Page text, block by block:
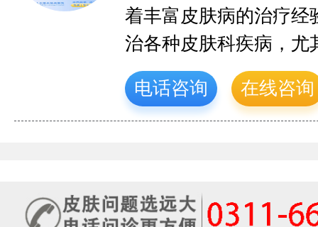
着丰富皮肤病的治疗经
治各种皮肤科疾病，
电话咨询 在线咨询